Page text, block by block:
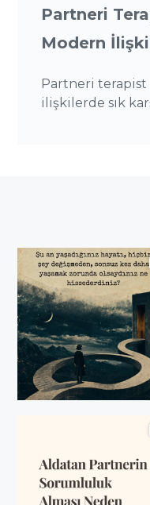
Partneri
Modern
Partneri
ilişkilerde sık